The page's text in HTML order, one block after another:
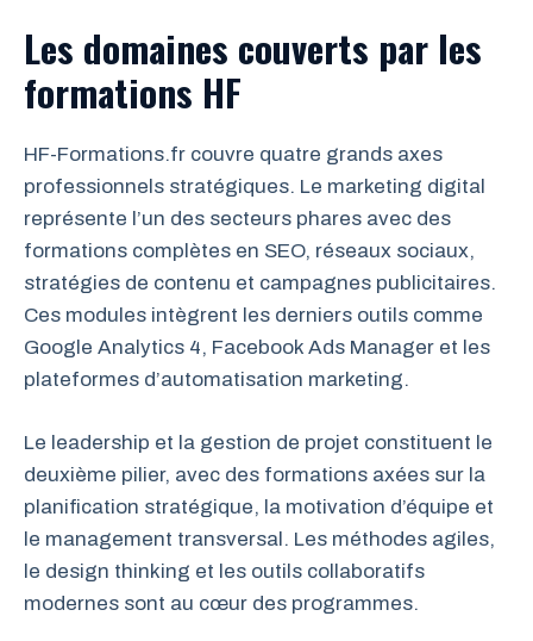
Les domaines couverts par les
formations HF
HF-Formations.fr couvre quatre grands axes
professionnels stratégiques. Le marketing digital
représente l’un des secteurs phares avec des
formations complètes en SEO, réseaux sociaux,
stratégies de contenu et campagnes publicitaires.
Ces modules intègrent les derniers outils comme
Google Analytics 4, Facebook Ads Manager et les
plateformes d’automatisation marketing.
Le leadership et la gestion de projet constituent le
deuxième pilier, avec des formations axées sur la
planification stratégique, la motivation d’équipe et
le management transversal. Les méthodes agiles,
le design thinking et les outils collaboratifs
modernes sont au cœur des programmes.